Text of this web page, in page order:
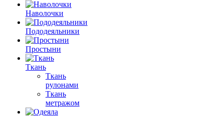
Наволочки
Пододеяльники
Простыни
Ткань
Ткань
рулонами
Ткань
метражом